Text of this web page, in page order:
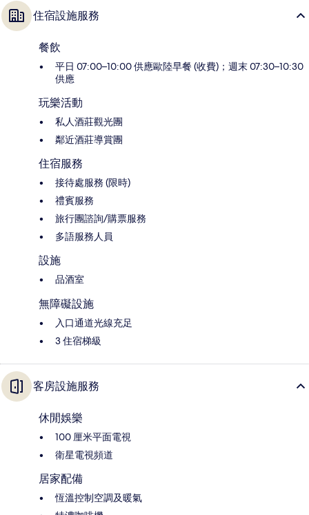
住宿設施服務
餐飲
平日 07:00–10:00 供應歐陸早餐 (收費)；週末 07:30–10:30
供應
玩樂活動
私人酒莊觀光團
鄰近酒莊導賞團
住宿服務
接待處服務 (限時)
禮賓服務
旅行團諮詢/購票服務
多語服務人員
設施
品酒室
無障礙設施
入口通道光線充足
3 住宿梯級
客房設施服務
休閒娛樂
100 厘米平面電視
衛星電視頻道
居家配備
恆溫控制空調及暖氣